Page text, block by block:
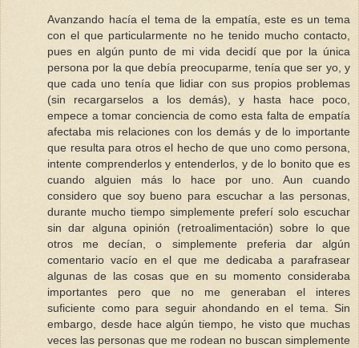
Avanzando hacía el tema de la empatía, este es un tema
con el que particularmente no he tenido mucho contacto,
pues en algún punto de mi vida decidí que por la única
persona por la que debía preocuparme, tenía que ser yo, y
que cada uno tenía que lidiar con sus propios problemas
(sin recargarselos a los demás), y hasta hace poco,
empece a tomar conciencia de como esta falta de empatía
afectaba mis relaciones con los demás y de lo importante
que resulta para otros el hecho de que uno como persona,
intente comprenderlos y entenderlos, y de lo bonito que es
cuando alguien más lo hace por uno. Aun cuando
considero que soy bueno para escuchar a las personas,
durante mucho tiempo simplemente preferí solo escuchar
sin dar alguna opinión (retroalimentación) sobre lo que
otros me decían, o simplemente preferia dar algún
comentario vacío en el que me dedicaba a parafrasear
algunas de las cosas que en su momento consideraba
importantes pero que no me generaban el interes
suficiente como para seguir ahondando en el tema. Sin
embargo, desde hace algún tiempo, he visto que muchas
veces las personas que me rodean no buscan simplemente